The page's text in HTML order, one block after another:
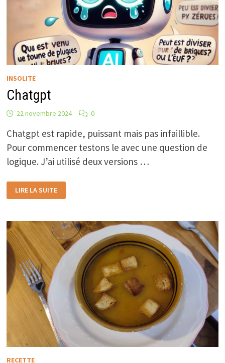
INSOLITE
Chatgpt
22 novembre 2024 0
Chatgpt est rapide, puissant mais pas infaillible.
Pour commencer testons le avec une question de
logique. J’ai utilisé deux versions …
LIRE LA SUITE
RECETTE